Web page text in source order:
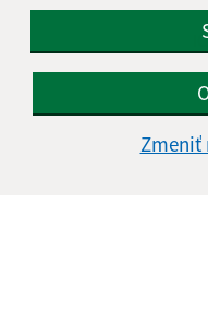
Zmeniť